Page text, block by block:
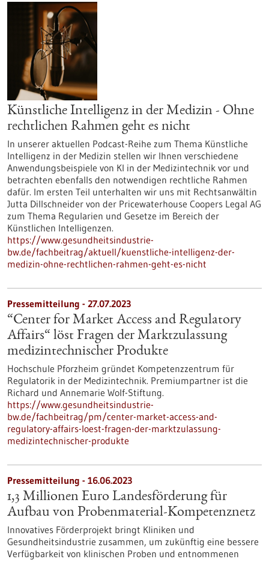
Künstliche Intelligenz in der Medizin - Ohne
rechtlichen Rahmen geht es nicht
In unserer aktuellen Podcast-Reihe zum Thema Künstliche
Intelligenz in der Medizin stellen wir Ihnen verschiedene
Anwendungsbeispiele von KI in der Medizintechnik vor und
betrachten ebenfalls den notwendigen rechtliche Rahmen
dafür. Im ersten Teil unterhalten wir uns mit Rechtsanwältin
Jutta Dillschneider von der Pricewaterhouse Coopers Legal AG
zum Thema Regularien und Gesetze im Bereich der
Künstlichen Intelligenzen.
https://www.gesundheitsindustrie-
bw.de/fachbeitrag/aktuell/kuenstliche-intelligenz-der-
medizin-ohne-rechtlichen-rahmen-geht-es-nicht
Pressemitteilung - 27.07.2023
“Center for Market Access and Regulatory
Affairs“ löst Fragen der Marktzulassung
medizintechnischer Produkte
Hochschule Pforzheim gründet Kompetenzzentrum für
Regulatorik in der Medizintechnik. Premiumpartner ist die
Richard und Annemarie Wolf-Stiftung.
https://www.gesundheitsindustrie-
bw.de/fachbeitrag/pm/center-market-access-and-
regulatory-affairs-loest-fragen-der-marktzulassung-
medizintechnischer-produkte
Pressemitteilung - 16.06.2023
1,3 Millionen Euro Landesförderung für
Aufbau von Probenmaterial-Kompetenznetz
Innovatives Förderprojekt bringt Kliniken und
Gesundheitsindustrie zusammen, um zukünftig eine bessere
Verfügbarkeit von klinischen Proben und entnommenen